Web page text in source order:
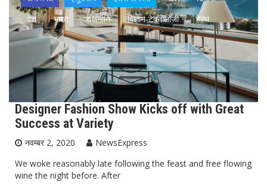
देश
भारत राजनीति विज्ञान-टेक्नॉलॉजी हेल्थ
Designer Fashion Show Kicks off with Great
Success at Variety
नवम्बर 2, 2020
NewsExpress
We woke reasonably late following the feast and free flowing
wine the night before. After